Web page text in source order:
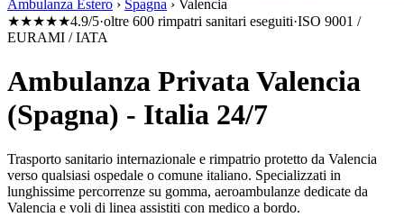
Ambulanza Estero › Spagna › Valencia
★★★★★4.9/5·oltre 600 rimpatri sanitari eseguiti·ISO 9001 /
EURAMI / IATA
Ambulanza Privata Valencia
(Spagna) - Italia 24/7
Trasporto sanitario internazionale e rimpatrio protetto da Valencia
verso qualsiasi ospedale o comune italiano. Specializzati in
lunghissime percorrenze su gomma, aeroambulanze dedicate da
Valencia e voli di linea assistiti con medico a bordo.